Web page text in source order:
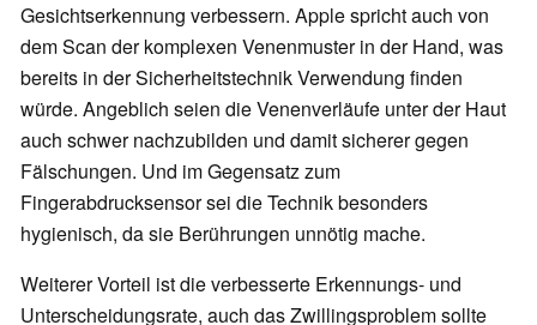
Gesichtserkennung verbessern. Apple spricht auch von
dem Scan der komplexen Venenmuster in der Hand, was
bereits in der Sicherheitstechnik Verwendung finden
würde. Angeblich seien die Venenverläufe unter der Haut
auch schwer nachzubilden und damit sicherer gegen
Fälschungen. Und im Gegensatz zum
Fingerabdrucksensor sei die Technik besonders
hygienisch, da sie Berührungen unnötig mache.
Weiterer Vorteil ist die verbesserte Erkennungs- und
Unterscheidungsrate, auch das Zwillingsproblem sollte